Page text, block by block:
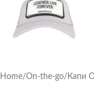
Home/On-the-go/ Капи